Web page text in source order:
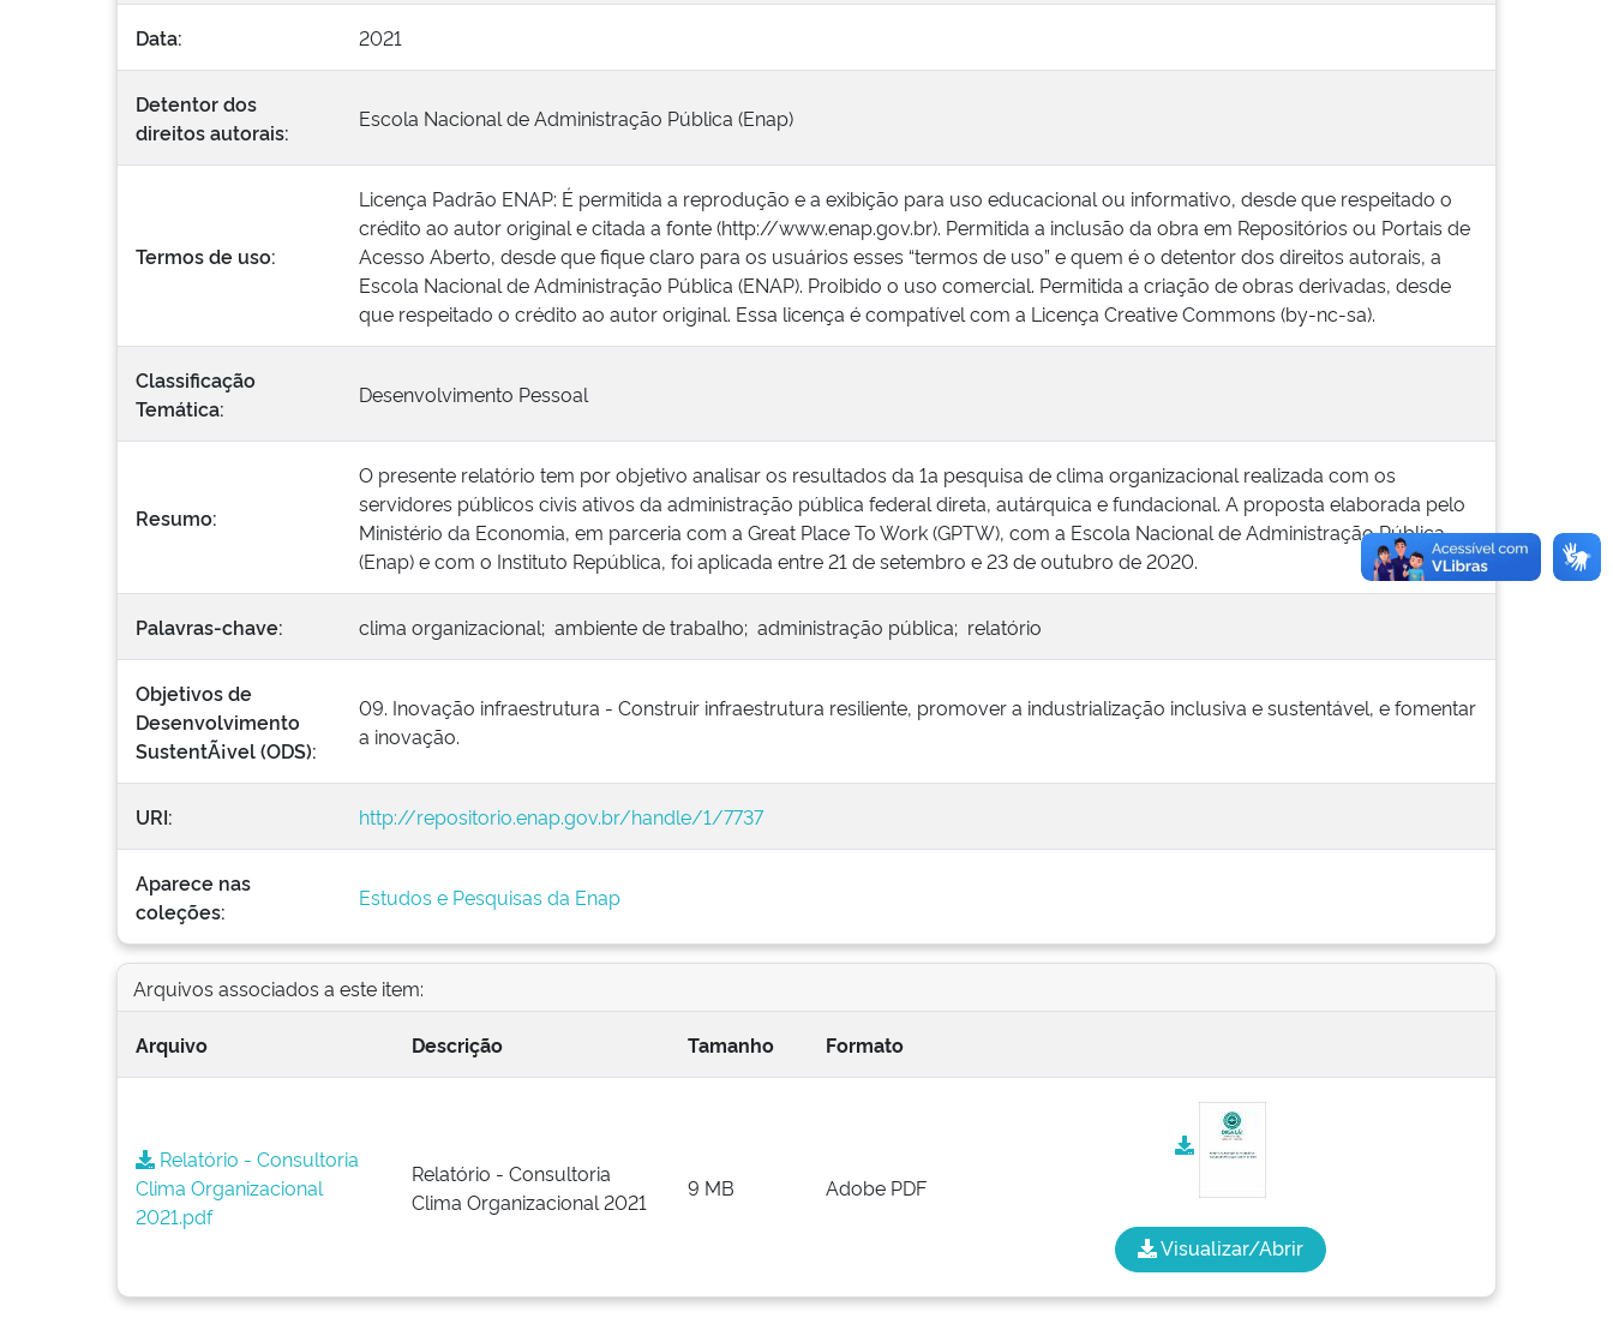
Data: 2021
Detentor dos
direitos autorais:
Escola Nacional de Administração Pública (Enap)
Termos de uso:
Licença Padrão ENAP: É permitida a reprodução e a exibição para uso educacional ou informativo, desde que respeitado o
crédito ao autor original e citada a fonte (http://www.enap.gov.br). Permitida a inclusão da obra em Repositórios ou Portais de
Acesso Aberto, desde que fique claro para os usuários esses “termos de uso” e quem é o detentor dos direitos autorais, a
Escola Nacional de Administração Pública (ENAP). Proibido o uso comercial. Permitida a criação de obras derivadas, desde
que respeitado o crédito ao autor original. Essa licença é compatível com a Licença Creative Commons (by-nc-sa).
Classificação
Temática:
Desenvolvimento Pessoal
Resumo:
O presente relatório tem por objetivo analisar os resultados da 1a pesquisa de clima organizacional realizada com os
servidores públicos civis ativos da administração pública federal direta, autárquica e fundacional. A proposta elaborada pelo
Ministério da Economia, em parceria com a Great Place To Work (GPTW), com a Escola Nacional de Administração Pública
(Enap) e com o Instituto República, foi aplicada entre 21 de setembro e 23 de outubro de 2020.
Palavras-chave: clima organizacional; ambiente de trabalho; administração pública; relatório
Objetivos de
Desenvolvimento
SustentÃ¡vel (ODS):
09. Inovação infraestrutura - Construir infraestrutura resiliente, promover a industrialização inclusiva e sustentável, e fomentar
a inovação.
URI: http://repositorio.enap.gov.br/handle/1/7737
Aparece nas
coleções:
Estudos e Pesquisas da Enap
Arquivos associados a este item:
Arquivo Descrição Tamanho Formato
Relatório - Consultoria
Clima Organizacional
2021.pdf
Relatório - Consultoria
Clima Organizacional 2021
9 MB Adobe PDF
Visualizar/Abrir